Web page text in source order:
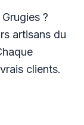
?
artisans du
clients.